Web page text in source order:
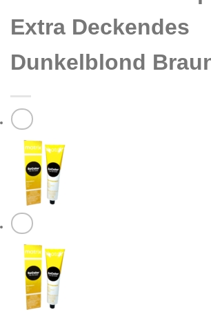
Extra Deckendes
Dunkelblond